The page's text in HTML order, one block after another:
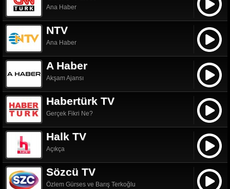
Ana Haber
NTV
Ana Haber
A Haber
Akşam Ajansı
Habertürk TV
Gerçek Fikri Ne?
Halk TV
Açıkça
Sözcü TV
Özlem Gürses ve Barış Terkoğlu